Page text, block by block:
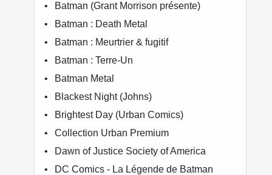
Batman (Grant Morrison présente)
Batman : Death Metal
Batman : Meurtrier & fugitif
Batman : Terre-Un
Batman Metal
Blackest Night (Johns)
Brightest Day (Urban Comics)
Collection Urban Premium
Dawn of Justice Society of America
DC Comics - La Légende de Batman